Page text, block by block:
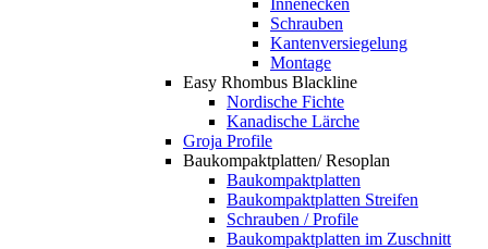
Schrauben
Kantenversiegelung
Montage
Easy Rhombus Blackline
Nordische Fichte
Kanadische Lärche
Groja Profile
Baukompaktplatten/ Resoplan
Baukompaktplatten
Baukompaktplatten Streifen
Schrauben / Profile
Baukompaktplatten im Zuschnitt